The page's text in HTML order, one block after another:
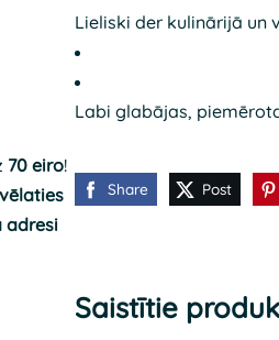
70 eiro!
adresi
Lieliski der kulinārijā un
Labi glabājas,
Share Post
Saistītie